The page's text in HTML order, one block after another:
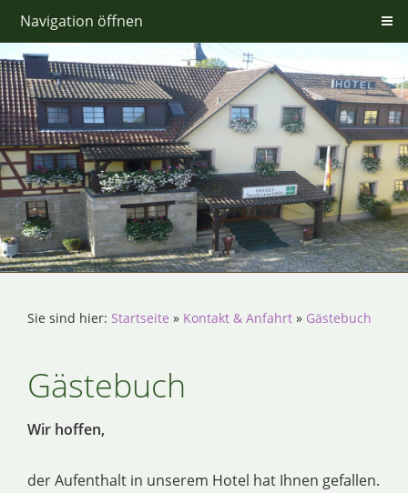
Navigation öffnen
Sie sind hier: Startseite » Kontakt & Anfahrt » Gästebuch
Gästebuch
Wir hoffen,
der Aufenthalt in unserem Hotel hat Ihnen gefallen.